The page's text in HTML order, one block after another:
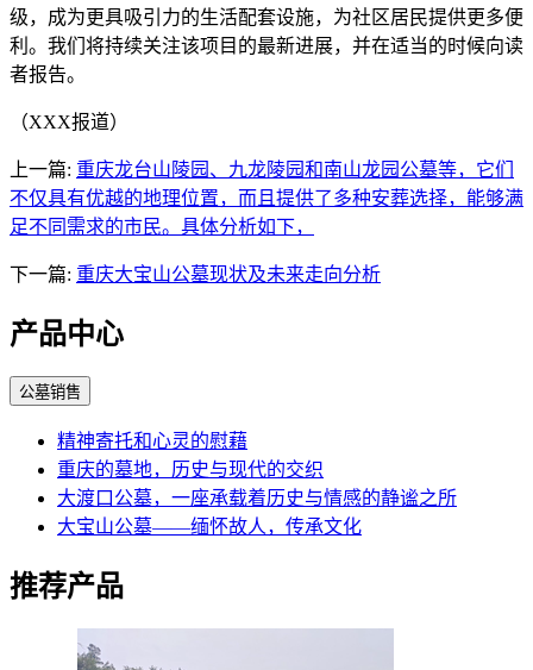
级，成为更具吸引力的生活配套设施，为社区居民提供更多便
利。我们将持续关注该项目的最新进展，并在适当的时候向读
者报告。
（XXX报道）
上一篇: 重庆龙台山陵园、九龙陵园和南山龙园公墓等，它们
不仅具有优越的地理位置，而且提供了多种安葬选择，能够满
足不同需求的市民。具体分析如下，
下一篇: 重庆大宝山公墓现状及未来走向分析
产品中心
公墓销售
精神寄托和心灵的慰藉
重庆的墓地，历史与现代的交织
大渡口公墓，一座承载着历史与情感的静谧之所
大宝山公墓——缅怀故人，传承文化
推荐产品